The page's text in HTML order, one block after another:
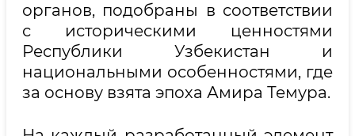
органов, подобраны в соответствии
с историческими ценностями
Республики Узбекистан и
национальными особенностями, где
за основу взята эпоха Амира Темура.